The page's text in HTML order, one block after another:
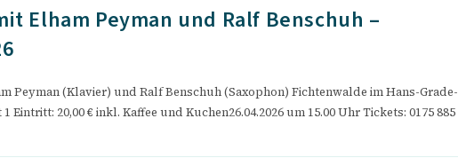
Elham Peyman und Ralf Benschuh –
Peyman (Klavier) und Ralf Benschuh (Saxophon) Fichtenwalde im Hans-Grade-
Eintritt: 20,00 € inkl. Kaffee und Kuchen26.04.2026 um 15.00 Uhr Tickets: 0175 885